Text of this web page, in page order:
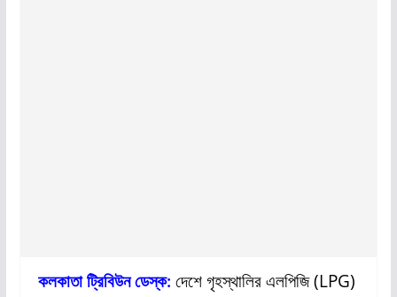
কলকাতা ট্রিবিউন ডেস্ক: দেশে গৃহস্থালির এলপিজি (LPG)